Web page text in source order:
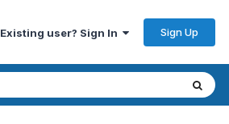
Existing user? Sign In Sign Up